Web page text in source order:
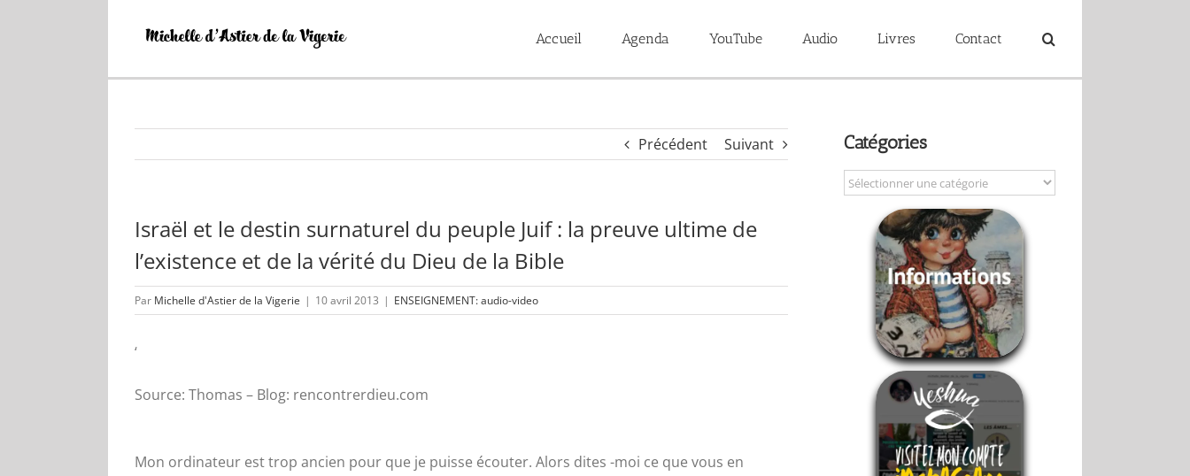
Accueil Agenda YouTube Audio Livres Contact
Précédent Suivant
Israël et le destin surnaturel du peuple Juif : la preuve ultime de
l’existence et de la vérité du Dieu de la Bible
Par Michelle d'Astier de la Vigerie | 10 avril 2013 | ENSEIGNEMENT: audio-video
‘
Source: Thomas – Blog: rencontrerdieu.com
Mon ordinateur est trop ancien pour que je puisse écouter. Alors dites -moi ce que vous en
Catégories
Catégories